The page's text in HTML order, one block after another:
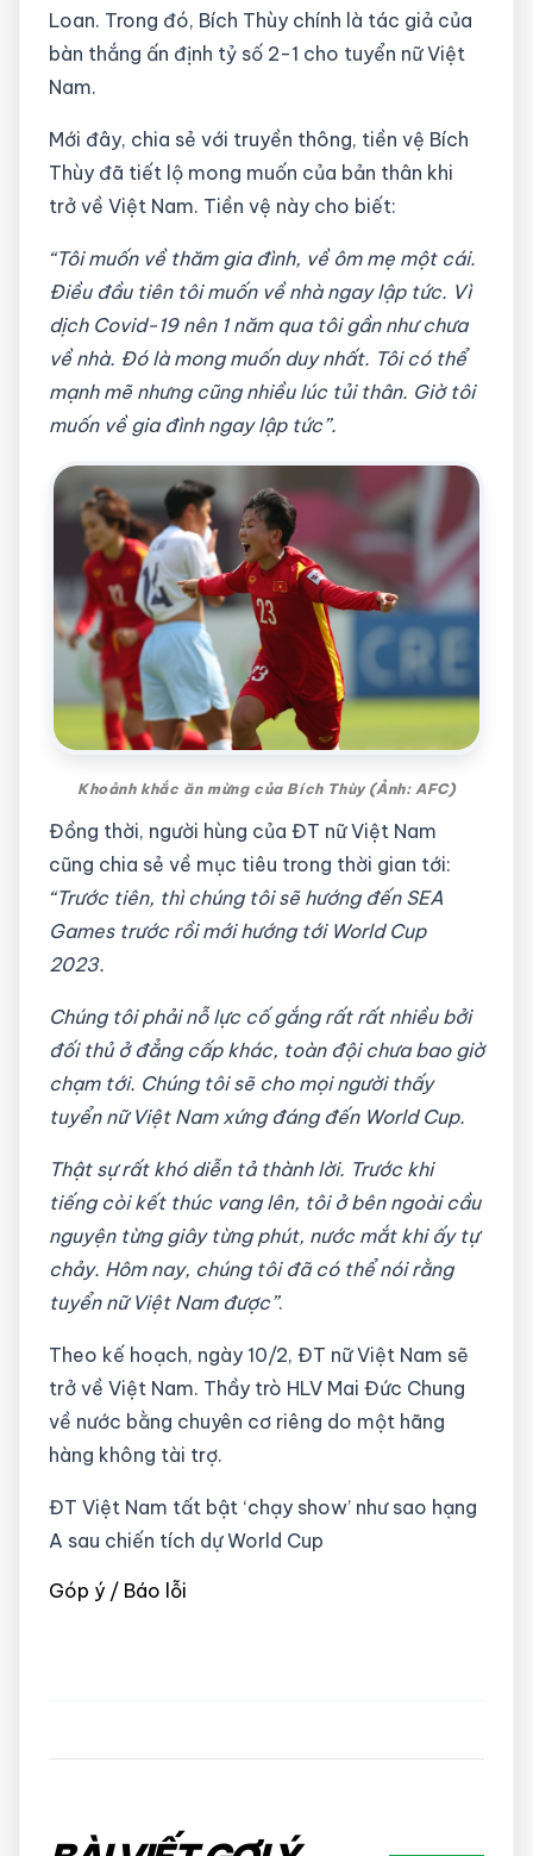
Loan. Trong đó, Bích Thùy chính là tác giả của
bàn thắng ấn định tỷ số 2-1 cho tuyển nữ Việt
Nam.
Mới đây, chia sẻ với truyền thông, tiền vệ Bích
Thùy đã tiết lộ mong muốn của bản thân khi
trở về Việt Nam. Tiền vệ này cho biết:
“Tôi muốn về thăm gia đình, về ôm mẹ một cái.
Điều đầu tiên tôi muốn về nhà ngay lập tức. Vì
dịch Covid-19 nên 1 năm qua tôi gần như chưa
về nhà. Đó là mong muốn duy nhất. Tôi có thể
mạnh mẽ nhưng cũng nhiều lúc tủi thân. Giờ tôi
muốn về gia đình ngay lập tức”.
Khoảnh khắc ăn mừng của Bích Thùy (Ảnh: AFC)
Đồng thời, người hùng của ĐT nữ Việt Nam
cũng chia sẻ về mục tiêu trong thời gian tới:
“Trước tiên, thì chúng tôi sẽ hướng đến SEA
Games trước rồi mới hướng tới World Cup
2023.
Chúng tôi phải nỗ lực cố gắng rất rất nhiều bởi
đối thủ ở đẳng cấp khác, toàn đội chưa bao giờ
chạm tới. Chúng tôi sẽ cho mọi người thấy
tuyển nữ Việt Nam xứng đáng đến World Cup.
Thật sự rất khó diễn tả thành lời. Trước khi
tiếng còi kết thúc vang lên, tôi ở bên ngoài cầu
nguyện từng giây từng phút, nước mắt khi ấy tự
chảy. Hôm nay, chúng tôi đã có thể nói rằng
tuyển nữ Việt Nam được”.
Theo kế hoạch, ngày 10/2, ĐT nữ Việt Nam sẽ
trở về Việt Nam. Thầy trò HLV Mai Đức Chung
về nước bằng chuyên cơ riêng do một hãng
hàng không tài trợ.
ĐT Việt Nam tất bật ‘chạy show’ như sao hạng
A sau chiến tích dự World Cup
Góp ý / Báo lỗi